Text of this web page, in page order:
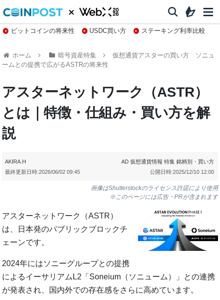
ビットコインの将来性 USDC買い方
ステーキング利率比較
ホーム
暗号資産特集
仮想通貨アスターの買い方 ソニュ
ームとの提携で広がるASTRの将来性
アスターネットワーク（ASTR）
とは｜特徴・仕組み・買い方を解
説
AKIRA.H AD 仮想通貨情報 特集 銘柄別・買い方
公開日時:2025/12/10 12:00
最終更新日時:2026/06/02 09:45
画像はShutterstockのライセンス許諾により使用
※このページには広告・PRが含まれます
アスターネットワーク（ASTR）
は、日本発のパブリックブロックチ
ェーンです。
2024年にはソニーグループとの提携
によるイーサリアムL2「Soneium（ソニューム）」との連携
が発表され、国内外での存在感をさらに高めています。